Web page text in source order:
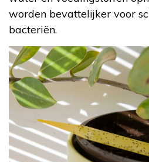
worden bevattelijker voor
bacteriën.